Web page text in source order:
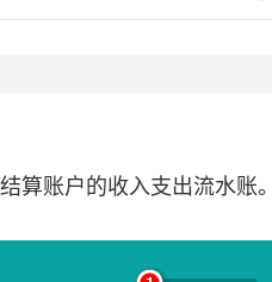
算账户的收入支出流水账